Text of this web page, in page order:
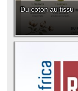
Du coton au tissu